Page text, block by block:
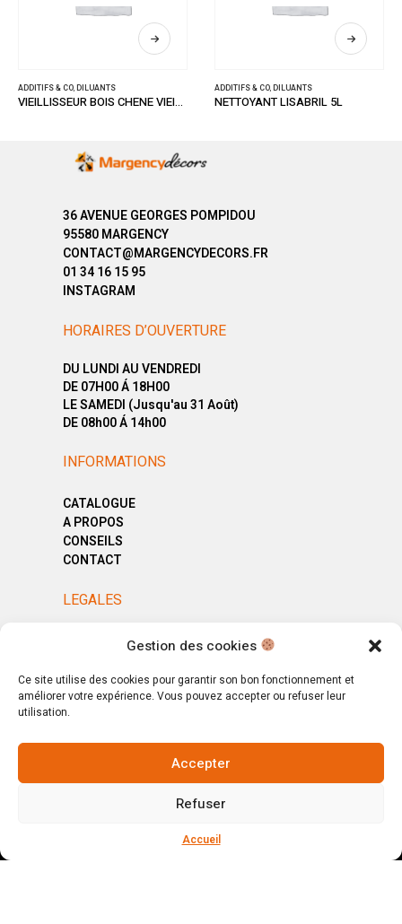
Gestion des cookies
Ce site utilise des cookies pour garantir son bon fonctionnement et
améliorer votre expérience. Vous pouvez accepter ou refuser leur
utilisation.
Accepter
Refuser
Accueil
ADDITIFS & CO,DILUANTS
VIEILLISSEUR BOIS CHENE VIEILLI 1L
ADDITIFS & CO,DILUANTS
NETTOYANT LISABRIL 5L
36 AVENUE GEORGES POMPIDOU
95580 MARGENCY
CONTACT@MARGENCYDECORS.FR
01 34 16 15 95
INSTAGRAM
HORAIRES D’OUVERTURE
DU LUNDI AU VENDREDI
DE 07H00 Á 18H00
LE SAMEDI (Jusqu'au 31 Août)
DE 08h00 Á 14h00
INFORMATIONS
CATALOGUE
A PROPOS
CONSEILS
CONTACT
LEGALES
MENTIONS LÉGALES
CGV
© Copyright 2025. All Rights Reserved.
Votre magasin, votre intérieur.